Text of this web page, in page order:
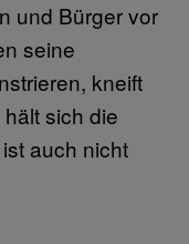
und Bürger vor
seine
kneift
sich die
auch nicht